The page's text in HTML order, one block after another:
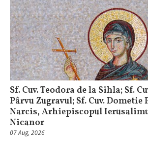
Sf. Cuv. Teodora de la Sihla; Sf.
Pârvu Zugravul; Sf. Cuv. Dometie
Narcis, Arhiepiscopul
Nicanor
07 Aug, 2026